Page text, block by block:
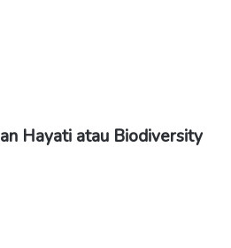
Hayati atau Biodiversity